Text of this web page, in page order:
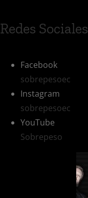
Redes Sociales
Facebook
sobrepesoec
Instagram
sobrepesoec
YouTube
Sobrepeso